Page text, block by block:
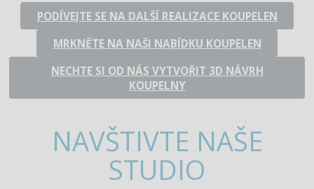
PODÍVEJTE SE NA DALŠÍ REALIZACE KOUPELEN
MRKNĚTE NA NAŠI NABÍDKU KOUPELEN
NECHTE SI OD NÁS VYTVOŘIT 3D NÁVRH
KOUPELNY
NAVŠTIVTE NAŠE
STUDIO